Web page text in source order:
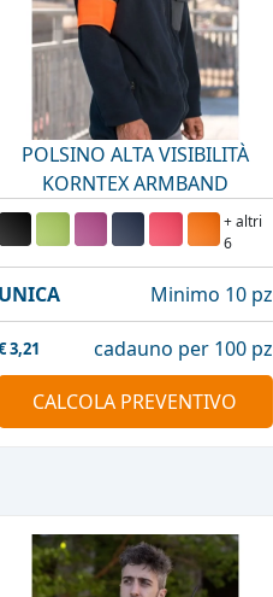
POLSINO ALTA VISIBILITÀ
KORNTEX ARMBAND
+ altri
6
UNICA Minimo 10 pz
3,21
cadauno per 100 pz
CALCOLA PREVENTIVO